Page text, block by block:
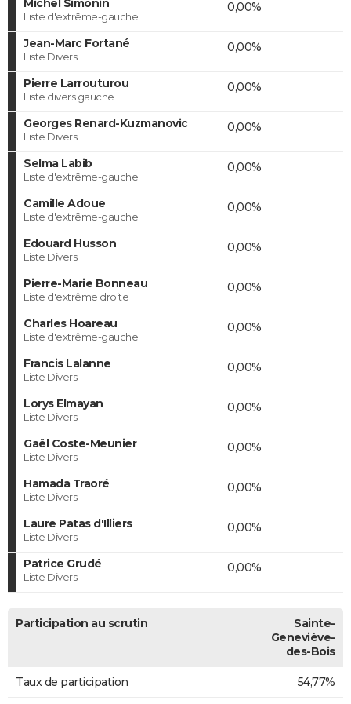
Michel Simonin
Liste d'extrême-gauche
0,00%
Jean-Marc Fortané
Liste Divers
0,00%
Pierre Larrouturou
Liste divers gauche
0,00%
Georges Renard-Kuzmanovic
Liste Divers
0,00%
Selma Labib
Liste d'extrême-gauche
0,00%
Camille Adoue
Liste d'extrême-gauche
0,00%
Edouard Husson
Liste Divers
0,00%
Pierre-Marie Bonneau
Liste d'extrême droite
0,00%
Charles Hoareau
Liste d'extrême-gauche
0,00%
Francis Lalanne
Liste Divers
0,00%
Lorys Elmayan
Liste Divers
0,00%
Gaël Coste-Meunier
Liste Divers
0,00%
Hamada Traoré
Liste Divers
0,00%
Laure Patas d'Illiers
Liste Divers
0,00%
Patrice Grudé
Liste Divers
0,00%
Participation au scrutin
Sainte-
Geneviève-
des-Bois
Taux de participation 54,77%